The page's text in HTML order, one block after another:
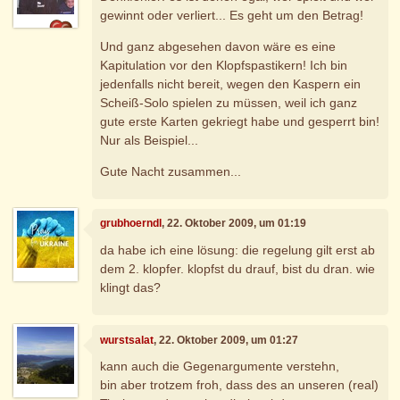
gewinnt oder verliert... Es geht um den Betrag!
Und ganz abgesehen davon wäre es eine
Kapitulation vor den Klopfspastikern! Ich bin
jedenfalls nicht bereit, wegen den Kaspern ein
Scheiß-Solo spielen zu müssen, weil ich ganz
gute erste Karten gekriegt habe und gesperrt bin!
Nur als Beispiel...
Gute Nacht zusammen...
grubhoerndl, 22. Oktober 2009, um 01:19
da habe ich eine lösung: die regelung gilt erst ab
dem 2. klopfer. klopfst du drauf, bist du dran. wie
klingt das?
wurstsalat, 22. Oktober 2009, um 01:27
kann auch die Gegenargumente verstehn,
bin aber trotzem froh, dass des an unseren (real)